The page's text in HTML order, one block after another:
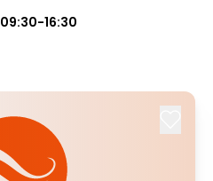
09:30-16:30